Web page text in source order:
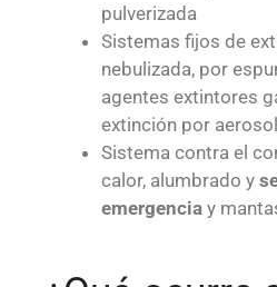
pulverizada
Sistemas fijos de
nebulizada, por
agentes extintores
extinción por
Sistema contra el
calor, alumbrado y
emergencia y